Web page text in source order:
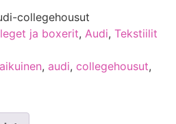
collegehousut
ja boxerit, Audi, Tekstiilit
aikuinen, audi, collegehousut,